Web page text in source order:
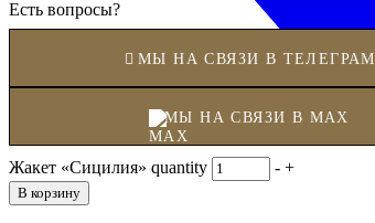
Есть вопросы?
МЫ НА СВЯЗИ В ТЕЛЕГРАМ
МЫ НА СВЯЗИ В MAX
Жакет «Сицилия» quantity - +
В корзину